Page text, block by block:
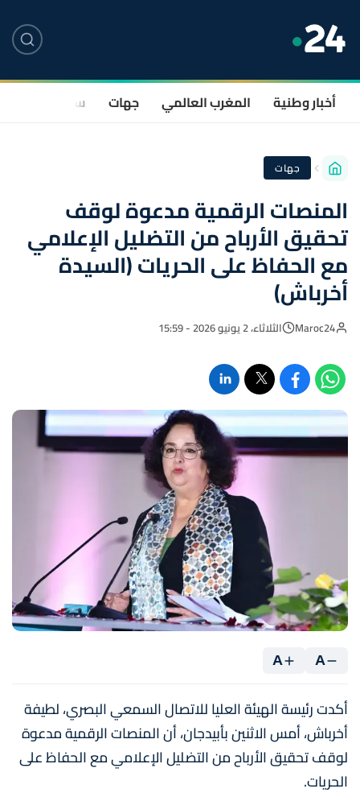
أخبار وطنية المغرب العالمي جهات سياسة
جهات
المنصات الرقمية مدعوة لوقف
تحقيق الأرباح من التضليل الإعلامي
مع الحفاظ على الحريات (السيدة
أخرباش)
Maroc24 الثلاثاء، 2 يونيو 2026 - 15:59
A
A
أكدت رئيسة الهيئة العليا للاتصال السمعي البصري، لطيفة
أخرباش، أمس الاثنين بأبيدجان، أن المنصات الرقمية مدعوة
لوقف تحقيق الأرباح من التضليل الإعلامي مع الحفاظ على
الحريات.